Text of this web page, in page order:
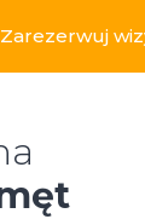
Zarezerwuj
w serwisie